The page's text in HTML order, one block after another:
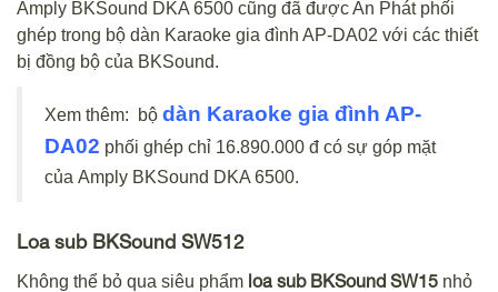
Amply BKSound DKA 6500 cũng đã được An Phát phối
ghép trong bộ dàn Karaoke gia đình AP-DA02 với các thiết
bị đồng bộ của BKSound.
Xem thêm: bộ dàn Karaoke gia đình AP-
DA02 phối ghép chỉ 16.890.000 đ có sự góp mặt
của Amply BKSound DKA 6500.
Loa sub BKSound SW512
Không thể bỏ qua siêu phẩm loa sub BKSound SW15 nhỏ